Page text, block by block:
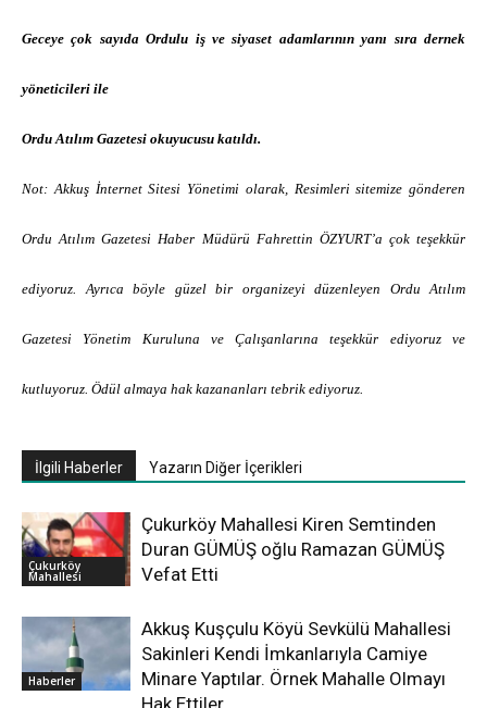
Geceye çok sayıda Ordulu iş ve siyaset adamlarının yanı sıra dernek
yöneticileri ile
Ordu Atılım Gazetesi okuyucusu katıldı.
Not: Akkuş İnternet Sitesi Yönetimi olarak, Resimleri sitemize gönderen
Ordu Atılım Gazetesi Haber Müdürü Fahrettin ÖZYURT’a çok teşekkür
ediyoruz. Ayrıca böyle güzel bir organizeyi düzenleyen Ordu Atılım
Gazetesi Yönetim Kuruluna ve Çalışanlarına teşekkür ediyoruz ve
kutluyoruz. Ödül almaya hak kazananları tebrik ediyoruz.
İlgili Haberler Yazarın Diğer İçerikleri
Çukurköy
Mahallesi
Çukurköy Mahallesi Kiren Semtinden
Duran GÜMÜŞ oğlu Ramazan GÜMÜŞ
Vefat Etti
Haberler
Akkuş Kuşçulu Köyü Sevkülü Mahallesi
Sakinleri Kendi İmkanlarıyla Camiye
Minare Yaptılar. Örnek Mahalle Olmayı
Hak Ettiler